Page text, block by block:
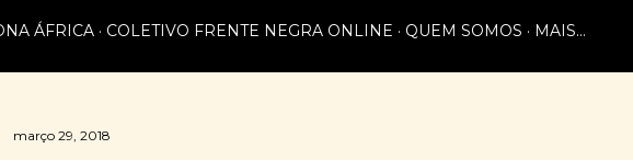
ÁFRICA COLETIVO FRENTE NEGRA ONLINE QUEM SOMOS MAIS…
março 29, 2018